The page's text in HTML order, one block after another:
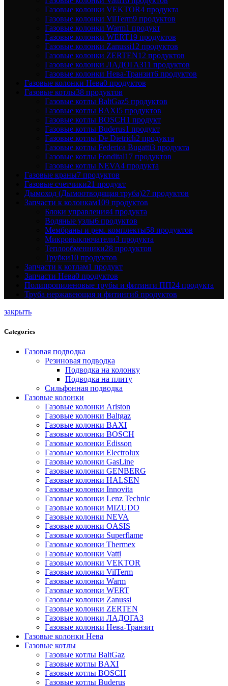
Газовые колонки VEKTOR4 продукта
Газовые колонки VilTerm9 продуктов
Газовые колонки Warm1 продукт
Газовые колонки WERT19 продуктов
Газовые колонки Zanussi12 продуктов
Газовые колонки ZERTEN12 продуктов
Газовые колонки ЛАДОГАЗ11 продуктов
Газовые колонки Нева-Транзит6 продуктов
Газовые колонки Нева0 продуктов
Газовые котлы38 продуктов
Газовые котлы BaltGaz5 продуктов
Газовые котлы BAXI5 продуктов
Газовые котлы BOSCH1 продукт
Газовые котлы Buderus1 продукт
Газовые котлы De Dietrich2 продукта
Газовые котлы Federica Bugatti3 продукта
Газовые котлы Fondital17 продуктов
Газовые котлы NEVA4 продукта
Газовые краны7 продуктов
Газовые счетчики21 продукт
Дымоход (Дымоотводящая труба)27 продуктов
Запчасти к колонкам109 продуктов
Блоки управления4 продукта
Водяные узлы6 продуктов
Мембраны и рем. комплекты58 продуктов
Микровыключатели3 продукта
Теплообменники28 продуктов
Трубки10 продуктов
Запчасти к котлам1 продукт
Запчасти Нева0 продуктов
Полипропиленовые трубы и фитинги ПП24 продукта
Труба нержавеющая и фитинги6 продуктов
закрыть
Categories
Газовая подводка
Резиновая подводка
Подводка на колонку
Подводка на плиту
Сильфонная подводка
Газовые колонки
Газовые колонки Ariston
Газовые колонки Baltgaz
Газовые колонки BAXI
Газовые колонки BOSCH
Газовые колонки Edisson
Газовые колонки Electrolux
Газовые колонки GasLine
Газовые колонки GENBERG
Газовые колонки HALSEN
Газовые колонки Innovita
Газовые колонки Lenz Technic
Газовые колонки MIZUDO
Газовые колонки NEVA
Газовые колонки OASIS
Газовые колонки Superflame
Газовые колонки Thermex
Газовые колонки Vatti
Газовые колонки VEKTOR
Газовые колонки VilTerm
Газовые колонки Warm
Газовые колонки WERT
Газовые колонки Zanussi
Газовые колонки ZERTEN
Газовые колонки ЛАДОГАЗ
Газовые колонки Нева-Транзит
Газовые колонки Нева
Газовые котлы
Газовые котлы BaltGaz
Газовые котлы BAXI
Газовые котлы BOSCH
Газовые котлы Buderus